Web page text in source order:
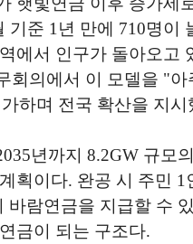
기준 1년 만에 710명이
에서 인구가 돌아오고
회의에서 이 모델을 "아
하며 전국 확산을 지시
년까지 8.2GW 규모
획이다. 완공 시 주민 1
바람연금을 지급할 수
금이 되는 구조다.